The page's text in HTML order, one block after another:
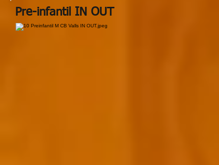
Pre-infantil IN OUT